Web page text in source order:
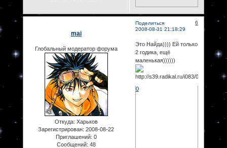
Поделиться
6
2008-08-31 21:18:29
mai
Глобальный модератор форума
Откуда: Харьков
Зарегистрирован: 2008-08-22
Приглашений: 0
Сообщений: 48
Это Найда)))) Ей только
2 годика, ещё
маленькая))))))
0